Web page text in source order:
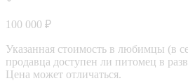
100 000 ₽
Указанная стоимость в любимцы (в
продавца доступен ли питомец в
Цена может отличаться.